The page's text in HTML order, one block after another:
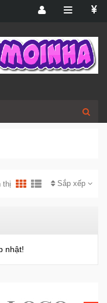
Sắp xếp
thị
nhật!